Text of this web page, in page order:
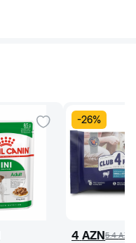
-26%
4 AZN5.4 AZN